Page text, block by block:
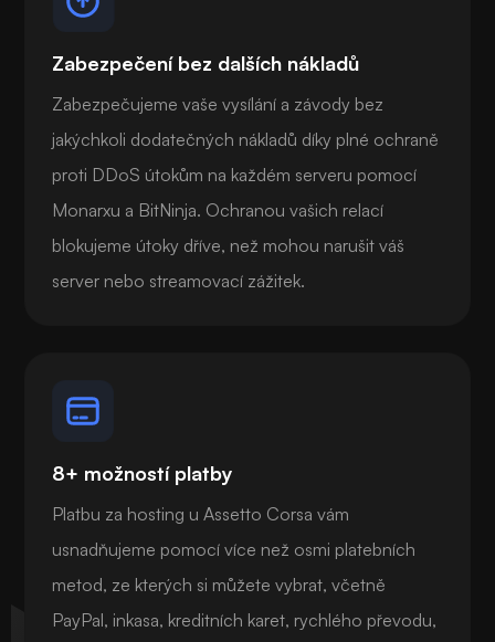
Zabezpečení bez dalších nákladů
Zabezpečujeme vaše vysílání a závody bez
jakýchkoli dodatečných nákladů díky plné ochraně
proti DDoS útokům na každém serveru pomocí
Monarxu a BitNinja. Ochranou vašich relací
blokujeme útoky dříve, než mohou narušit váš
server nebo streamovací zážitek.
8+ možností platby
Platbu za hosting u Assetto Corsa vám
usnadňujeme pomocí více než osmi platebních
metod, ze kterých si můžete vybrat, včetně
PayPal, inkasa, kreditních karet, rychlého převodu,